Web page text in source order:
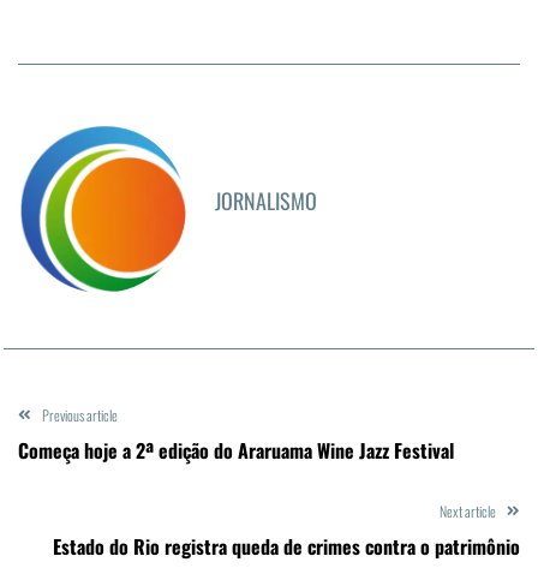
JORNALISMO
Previous article
Começa hoje a 2ª edição do Araruama Wine Jazz Festival
Next article
Estado do Rio registra queda de crimes contra o patrimônio